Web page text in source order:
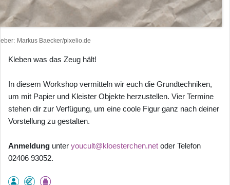
Markus Baecker/pixelio.de
Kleben was das Zeug hält!
In diesem Workshop vermitteln wir euch die Grundtechniken,
um mit Papier und Kleister Objekte herzustellen. Vier Termine
stehen dir zur Verfügung, um eine coole Figur ganz nach deiner
Vorstellung zu gestalten.
Anmeldung unter youcult@kloesterchen.net oder Telefon
02406 93052.